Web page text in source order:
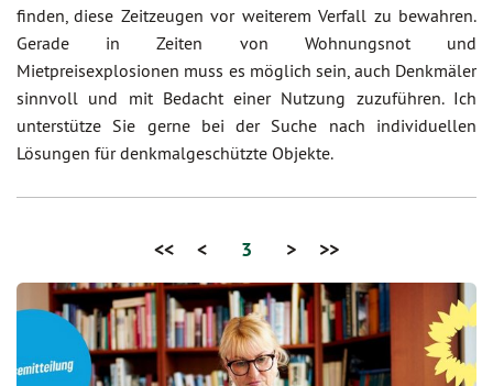
finden, diese Zeitzeugen vor weiterem Verfall zu bewahren.
Gerade in Zeiten von Wohnungsnot und
Mietpreisexplosionen muss es möglich sein, auch Denkmäler
sinnvoll und mit Bedacht einer Nutzung zuzuführen. Ich
unterstütze Sie gerne bei der Suche nach individuellen
Lösungen für denkmalgeschützte Objekte.
<< < 3 > >>